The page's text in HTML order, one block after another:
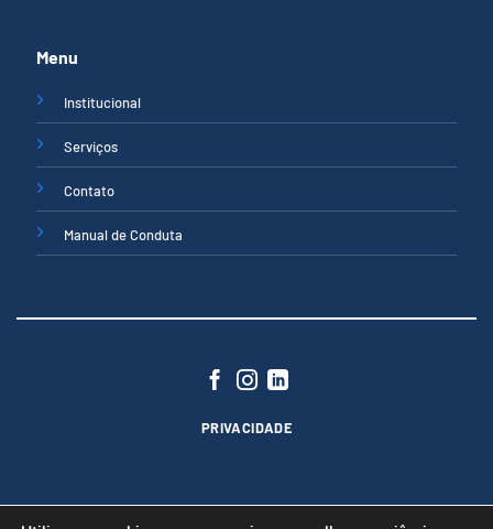
Menu
Institucional
Serviços
Contato
Manual de Conduta
PRIVACIDADE